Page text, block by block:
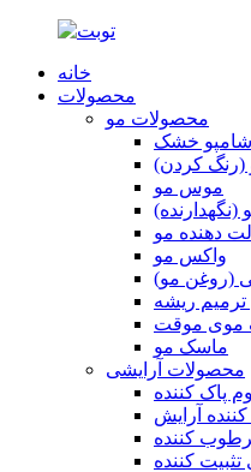
خانه
محصولات
محصولات مو
شامپو خشک
(رنگ کردن)
موس مو
(نگهدارنده)
دهنده مو
واکس مو
(روغن مو)
ترمیم ریشه
موی موقت
ماسک مو
محصولات آرایشی
پاک کننده
آرایش
کننده
تثبیت کننده